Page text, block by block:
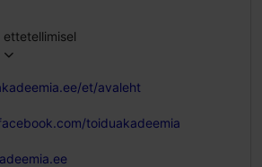
et/avaleht
toiduakadeemia